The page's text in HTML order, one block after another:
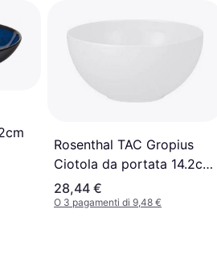
Rosenthal TAC Gropius
Ciotola da portata 14.2cm
0.53L
28,44 €
O 3 pagamenti di 9,48 €